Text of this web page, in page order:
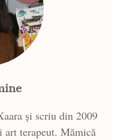
și scriu din 2009
art terapeut. Mămică